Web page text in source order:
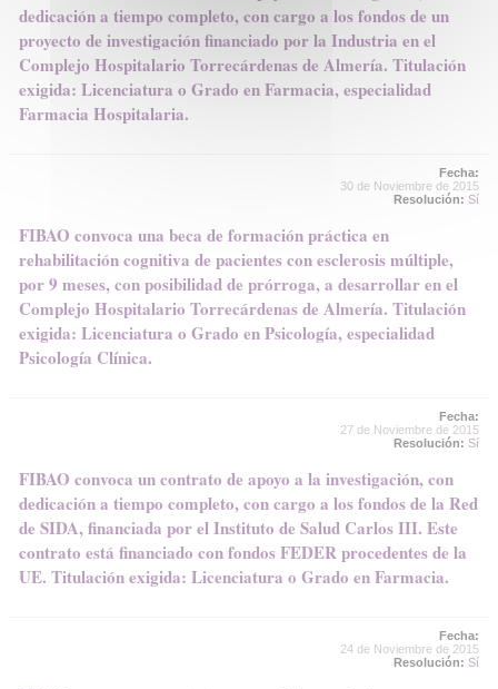
dedicación a tiempo completo, con cargo a los fondos de un
proyecto de investigación financiado por la Industria en el
Complejo Hospitalario Torrecárdenas de Almería. Titulación
exigida: Licenciatura o Grado en Farmacia, especialidad
Farmacia Hospitalaria.
Fecha:
30 de Noviembre de 2015
Resolución: Sí
FIBAO convoca una beca de formación práctica en
rehabilitación cognitiva de pacientes con esclerosis múltiple,
por 9 meses, con posibilidad de prórroga, a desarrollar en el
Complejo Hospitalario Torrecárdenas de Almería. Titulación
exigida: Licenciatura o Grado en Psicología, especialidad
Psicología Clínica.
Fecha:
27 de Noviembre de 2015
Resolución: Sí
FIBAO convoca un contrato de apoyo a la investigación, con
dedicación a tiempo completo, con cargo a los fondos de la Red
de SIDA, financiada por el Instituto de Salud Carlos III. Este
contrato está financiado con fondos FEDER procedentes de la
UE. Titulación exigida: Licenciatura o Grado en Farmacia.
Fecha:
24 de Noviembre de 2015
Resolución: Sí